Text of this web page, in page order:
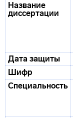
Название
диссертации
Дата защиты
Шифр
Специальность